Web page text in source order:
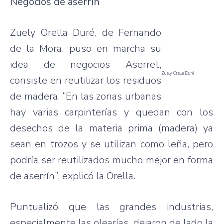
Zuely Orella Duré
Zuely Orella Duré, de Fernando
de la Mora, puso en marcha su
idea de negocios Aserret,
consiste en reutilizar los residuos
de madera. “En las zonas urbanas
hay varias carpinterías y quedan con los
desechos de la materia prima (madera) ya
sean en trozos y se utilizan como leña, pero
podría ser reutilizados mucho mejor en forma
de aserrín”, explicó la Orella.
Puntualizó que las grandes industrias,